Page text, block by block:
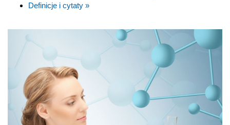
Definicje i cytaty »